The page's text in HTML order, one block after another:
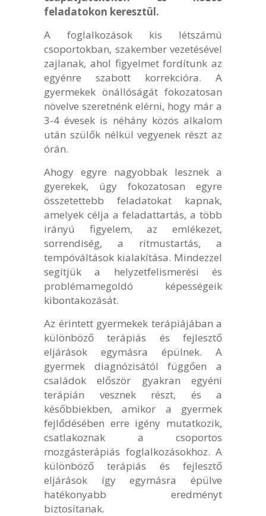
feladatokon keresztül.
A foglalkozások kis létszámú
csoportokban, szakember vezetésével
zajlanak, ahol figyelmet fordítunk az
egyénre szabott korrekcióra. A
gyermekek önállóságát fokozatosan
növelve szeretnénk elérni, hogy már a
3-4 évesek is néhány közös alkalom
után szülők nélkül vegyenek részt az
órán.
Ahogy egyre nagyobbak lesznek a
gyerekek, úgy fokozatosan egyre
összetettebb feladatokat kapnak,
amelyek célja a feladattartás, a több
irányú figyelem, az emlékezet,
sorrendiség, a ritmustartás, a
tempóváltások kialakítása. Mindezzel
segítjük a helyzetfelismerési és
problémamegoldó képességeik
kibontakozását.
Az érintett gyermekek terápiájában a
különböző terápiás és fejlesztő
eljárások egymásra épülnek. A
gyermek diagnózisától függően a
családok először gyakran egyéni
terápián vesznek részt, és a
későbbiekben, amikor a gyermek
fejlődésében erre igény mutatkozik,
csatlakoznak a csoportos
mozgásterápiás foglalkozásokhoz. A
különböző terápiás és fejlesztő
eljárások így egymásra épülve
hatékonyabb eredményt
biztosítanak.